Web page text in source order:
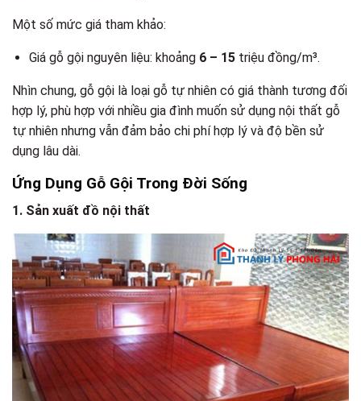
Một số mức giá tham khảo:
Giá gỗ gội nguyên liệu: khoảng6 – 15triệu đồng/m³.
Nhìn chung, gỗ gội là loại gỗ tự nhiên có giá thành tương đối
hợp lý, phù hợp với nhiều gia đình muốn sử dụng nội thất gỗ
tự nhiên nhưng vẫn đảm bảo chi phí hợp lý và độ bền sử
dụng lâu dài.
Ứng Dụng Gỗ Gội Trong Đời Sống
1. Sản xuất đồ nội thất